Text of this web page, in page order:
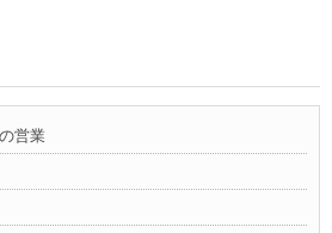
営業